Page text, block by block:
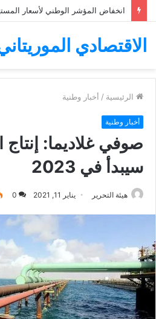
الاقتصادي
الرئيسية / أخبار وطنية
أخبار وطنية
صوفي غلاديما: إنتاج
سيبدأ في 2023
هيئة التحرير يناير 11, 2021 0